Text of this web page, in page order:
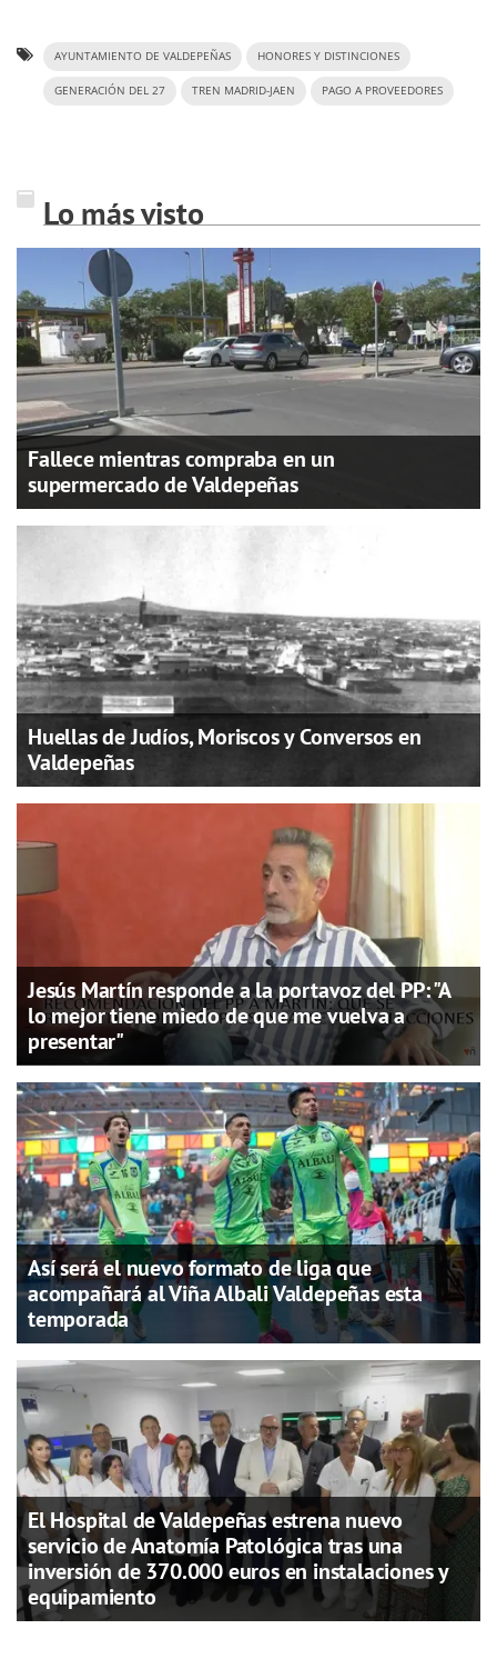
AYUNTAMIENTO DE VALDEPEÑAS HONORES Y DISTINCIONES
GENERACIÓN DEL 27 TREN MADRID-JAEN PAGO A PROVEEDORES
Lo más visto
Fallece mientras compraba en un
supermercado de Valdepeñas
Huellas de Judíos, Moriscos y Conversos en
Valdepeñas
Jesús Martín responde a la portavoz del PP: "A
lo mejor tiene miedo de que me vuelva a
presentar"
Así será el nuevo formato de liga que
acompañará al Viña Albali Valdepeñas esta
temporada
El Hospital de Valdepeñas estrena nuevo
servicio de Anatomía Patológica tras una
inversión de 370.000 euros en instalaciones y
equipamiento